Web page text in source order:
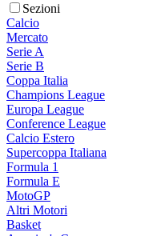
Sezioni
Calcio
Mercato
Serie A
Serie B
Coppa Italia
Champions League
Europa League
Conference League
Calcio Estero
Supercoppa Italiana
Formula 1
Formula E
MotoGP
Altri Motori
Basket